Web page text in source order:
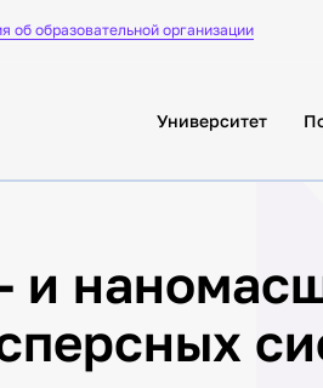
об образовательной организации
Университет
и